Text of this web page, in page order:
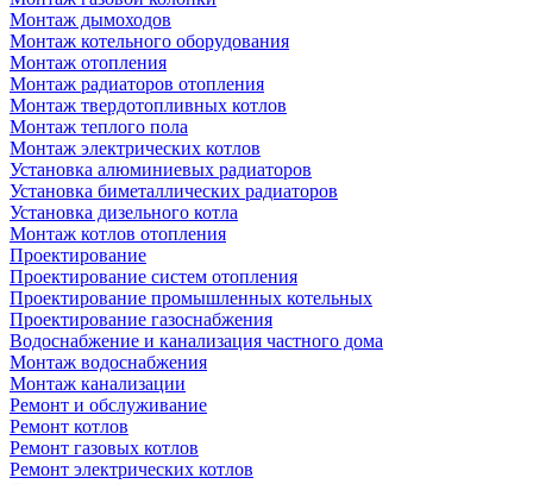
Монтаж дымоходов
Монтаж котельного оборудования
Монтаж отопления
Монтаж радиаторов отопления
Монтаж твердотопливных котлов
Монтаж теплого пола
Монтаж электрических котлов
Установка алюминиевых радиаторов
Установка биметаллических радиаторов
Установка дизельного котла
Монтаж котлов отопления
Проектирование
Проектирование систем отопления
Проектирование промышленных котельных
Проектирование газоснабжения
Водоснабжение и канализация частного дома
Монтаж водоснабжения
Монтаж канализации
Ремонт и обслуживание
Ремонт котлов
Ремонт газовых котлов
Ремонт электрических котлов